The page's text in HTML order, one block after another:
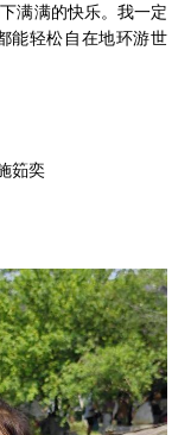
满满的快乐。我一定
能轻松自在地环游世
筎奕